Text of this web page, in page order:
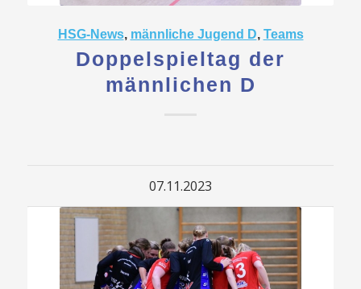
HSG-News, männliche Jugend D, Teams
Doppelspieltag der
männlichen D
07.11.2023